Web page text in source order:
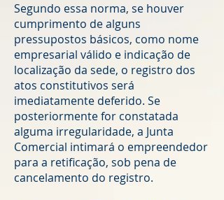
Segundo essa norma, se houver
cumprimento de alguns
pressupostos básicos, como nome
empresarial válido e indicação de
localização da sede, o registro dos
atos constitutivos será
imediatamente deferido. Se
posteriormente for constatada
alguma irregularidade, a Junta
Comercial intimará o empreendedor
para a retificação, sob pena de
cancelamento do registro.